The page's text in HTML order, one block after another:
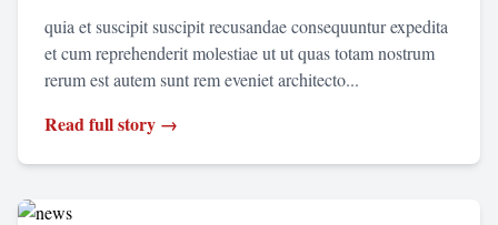
quia et suscipit suscipit recusandae consequuntur expedita
et cum reprehenderit molestiae ut ut quas totam nostrum
rerum est autem sunt rem eveniet architecto...
Read full story →